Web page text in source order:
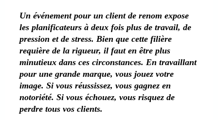
Un événement pour un client de renom expose
les planificateurs à deux fois plus de travail, de
pression et de stress. Bien que cette filière
requière de la rigueur, il faut en être plus
minutieux dans ces circonstances. En travaillant
pour une grande marque, vous jouez votre
image. Si vous réussissez, vous gagnez en
notoriété. Si vous échouez, vous risquez de
perdre tous vos clients.